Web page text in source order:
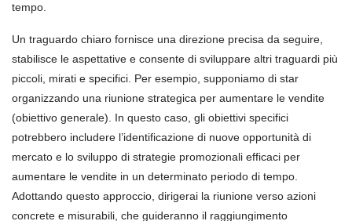
tempo.
Un traguardo chiaro fornisce una direzione precisa da seguire,
stabilisce le aspettative e consente di sviluppare altri traguardi più
piccoli, mirati e specifici. Per esempio, supponiamo di star
organizzando una riunione strategica per aumentare le vendite
(obiettivo generale). In questo caso, gli obiettivi specifici
potrebbero includere l’identificazione di nuove opportunità di
mercato e lo sviluppo di strategie promozionali efficaci per
aumentare le vendite in un determinato periodo di tempo.
Adottando questo approccio, dirigerai la riunione verso azioni
concrete e misurabili, che guideranno il raggiungimento